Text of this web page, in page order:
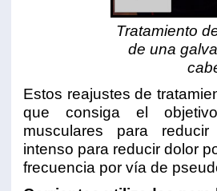
Tratamiento
de una
Estos reajustes de
que consiga el
musculares para
intenso para reducir dolor
frecuencia por vía de